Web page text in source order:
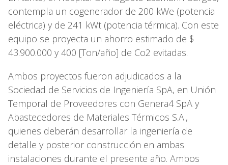
contempla un cogenerador de 200 kWe (potencia
eléctrica) y de 241 kWt (potencia térmica). Con este
equipo se proyecta un ahorro estimado de $
43.900.000 y 400 [Ton/año] de Co2 evitadas.
Ambos proyectos fueron adjudicados a la
Sociedad de Servicios de Ingeniería SpA, en Unión
Temporal de Proveedores con Genera4 SpA y
Abastecedores de Materiales Térmicos S.A.,
quienes deberán desarrollar la ingeniería de
detalle y posterior construcción en ambas
instalaciones durante el presente año. Ambos